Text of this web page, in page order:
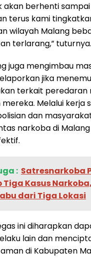
akan berhenti sampai
terus kami
wilayah Malang
terlarang,” tuturnya.
juga mengimbau
jika
terkait peredaran
mereka. Melalui kerja
dan
narkoba di
: ‎Satresnarkoba
Tiga Kasus
dari Tiga Lokasi
ini diharapkan
lain dan
di Kabupaten